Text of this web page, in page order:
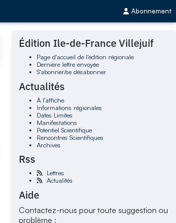
Abonnement
Édition Ile-de-France Villejuif
Page d'accueil de l'édition régionale
Dernière lettre envoyée
S'abonner/se désabonner
Actualités
À l'affiche
Informations régionales
Dates Limites
Manifestations
Potentiel Scientifique
Rencontres Scientifiques
Archives
Rss
Lettres
Actualités
Aide
Contactez-nous pour toute suggestion ou
problème :